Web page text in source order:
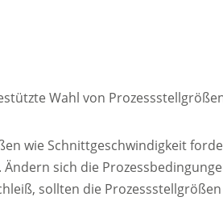
Wahl von
wie Schnittgeschwindigkeit
sich die
sollten die